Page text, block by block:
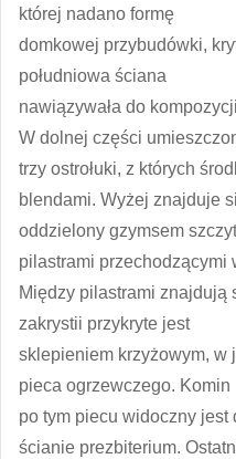
której nadano formę
domkowej przybudówki,
południowa ściana
nawiązywała do
W dolnej części
trzy ostrołuki, z których
blendami. Wyżej znajduje
oddzielony gzymsem
pilastrami przechodzącymi
Między pilastrami znajdują
zakrystii przykryte jest
sklepieniem krzyżowym, w
pieca ogrzewczego. Komin
po tym piecu widoczny jest
ścianie prezbiterium.